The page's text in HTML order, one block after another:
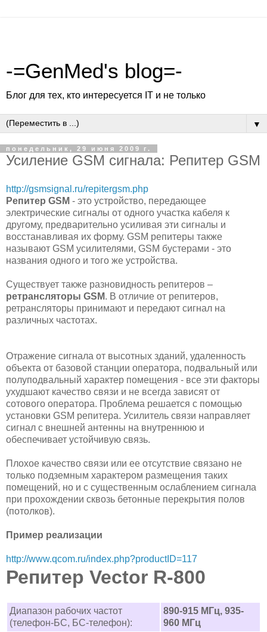
-=GenMed's blog=-
Блог для тех, кто интересуется IT и не только
▼
понедельник, 29 июня 2009 г.
Усиление GSM сигнала: Репитер GSM
http://gsmsignal.ru/repitergsm.php
Репитер GSM - это устройство, передающее
электрические сигналы от одного участка кабеля к
другому, предварительно усиливая эти сигналы и
восстанавливая их форму. GSM репитеры также
называют GSM усилителями, GSM бустерами - это
названия одного и того же устройства.
Существует также разновидность репитеров –
ретрансляторы GSM. В отличие от репитеров,
ретрансляторы принимают и передают сигнал на
различных частотах.
Отражение сигнала от высотных зданий, удаленность
объекта от базовой станции оператора, подвальный или
полуподвальный характер помещения - все эти факторы
ухудшают качество связи и не всегда зависят от
сотового оператора. Проблема решается с помощью
установки GSM репитера. Усилитель связи направляет
сигнал с внешней антенны на внутреннюю и
обеспечивает устойчивую связь.
Плохое качество связи или ее отсутствие связано не
только подземным характером размещения таких
помещений, но и с существенным ослаблением сигнала
при прохождении сквозь бетонные перекрытия полов
(потолков).
Пример реализации
http://www.qcom.ru/index.php?productID=117
Репитер Vector R-800
Диапазон рабочих частот
(телефон-БС, БС-телефон):
890-915 МГц, 935-
960 МГц